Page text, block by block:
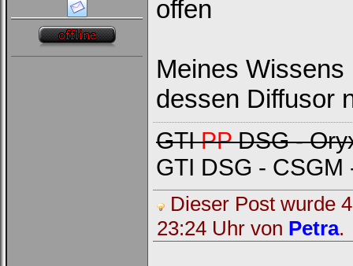
offen
Meines
dessen Diffusor
GTIPPDSG -
GTI DSG - CSGM
Dieser Post wurde
23:24 Uhr von Petra.